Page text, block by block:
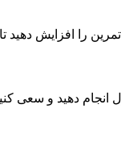
را افزایش دهید
انجام دهید و سعی